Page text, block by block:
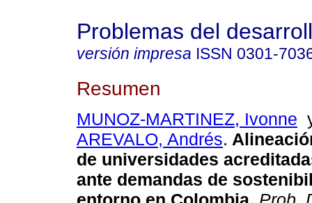
Problemas del
versión impresa ISSN 0301-
Resumen
MUNOZ-MARTINEZ, Ivonne
AREVALO, Andrés.
de universidades
ante demandas de